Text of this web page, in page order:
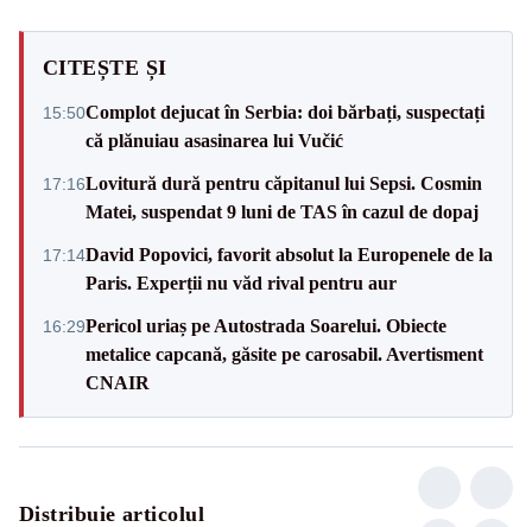
CITEȘTE ȘI
15:50Complot dejucat în Serbia: doi bărbați, suspectați
că plănuiau asasinarea lui Vučić
17:16Lovitură dură pentru căpitanul lui Sepsi. Cosmin
Matei, suspendat 9 luni de TAS în cazul de dopaj
17:14David Popovici, favorit absolut la Europenele de la
Paris. Experții nu văd rival pentru aur
16:29Pericol uriaș pe Autostrada Soarelui. Obiecte
metalice capcană, găsite pe carosabil. Avertisment
CNAIR
Distribuie articolul